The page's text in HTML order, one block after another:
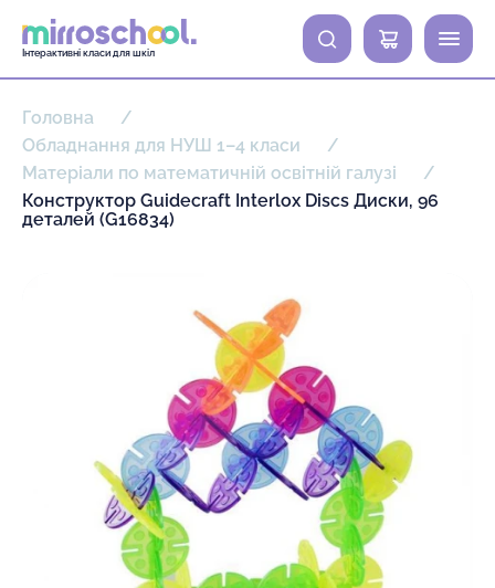
Інтерактивні класи для шкіл
0
Головна
Обладнання для НУШ 1–4 класи
Матеріали по математичній освітній галузі
Конструктор Guidecraft Interlox Discs Диски, 96
деталей (G16834)